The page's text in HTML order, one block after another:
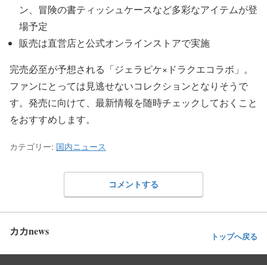
ン、冒険の書ティッシュケースなど多彩なアイテムが登
場予定
販売は直営店と公式オンラインストアで実施
完売必至が予想される「ジェラピケ×ドラクエコラボ」。
ファンにとっては見逃せないコレクションとなりそうで
す。発売に向けて、最新情報を随時チェックしておくこと
をおすすめします。
カテゴリー: 国内ニュース
コメントする
カカnews トップへ戻る